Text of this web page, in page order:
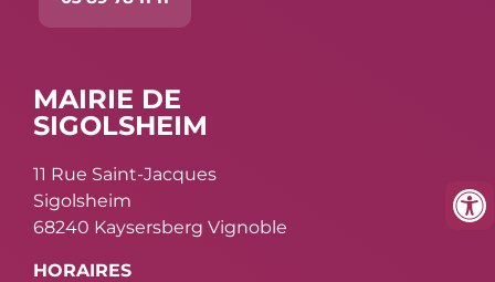
MAIRIE DE
SIGOLSHEIM
11 Rue Saint-Jacques
Sigolsheim
68240 Kaysersberg Vignoble
HORAIRES